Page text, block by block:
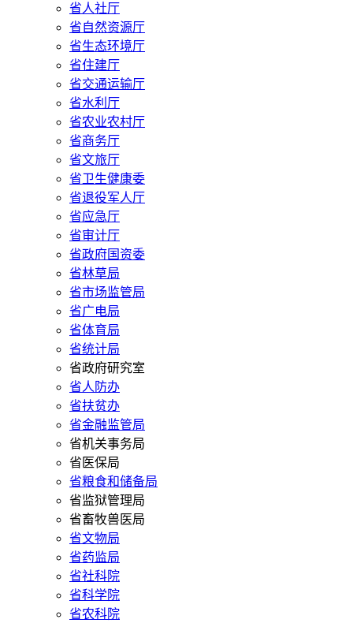
省人社厅
省自然资源厅
省生态环境厅
省住建厅
省交通运输厅
省水利厅
省农业农村厅
省商务厅
省文旅厅
省卫生健康委
省退役军人厅
省应急厅
省审计厅
省政府国资委
省林草局
省市场监管局
省广电局
省体育局
省统计局
省政府研究室
省人防办
省扶贫办
省金融监管局
省机关事务局
省医保局
省粮食和储备局
省监狱管理局
省畜牧兽医局
省文物局
省药监局
省社科院
省科学院
省农科院